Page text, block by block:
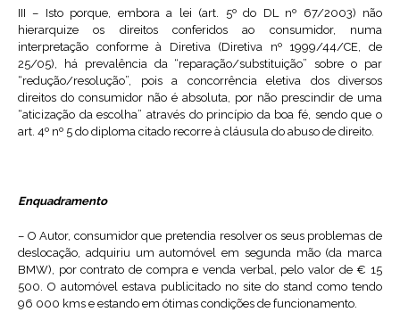
III – Isto porque, embora a lei (art. 5º do DL nº 67/2003) não
hierarquize os direitos conferidos ao consumidor, numa
interpretação conforme à Diretiva (Diretiva nº 1999/44/CE, de
25/05), há prevalência da “reparação/substituição” sobre o par
“redução/resolução”, pois a concorrência eletiva dos diversos
direitos do consumidor não é absoluta, por não prescindir de uma
“aticização da escolha” através do princípio da boa fé, sendo que o
art. 4º nº 5 do diploma citado recorre à cláusula do abuso de direito.
Enquadramento
– O Autor, consumidor que pretendia resolver os seus problemas de
deslocação, adquiriu um automóvel em segunda mão (da marca
BMW), por contrato de compra e venda verbal, pelo valor de € 15
500. O automóvel estava publicitado no site do stand como tendo
96 000 kms e estando em ótimas condições de funcionamento.